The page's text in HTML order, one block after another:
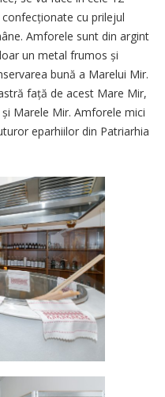
cu prilejul
Amforele sunt din argint
un metal frumos și
bună a Marelui Mir.
față de acest Mare Mir,
Marele Mir. Amforele mici
eparhiilor din Patriarhia